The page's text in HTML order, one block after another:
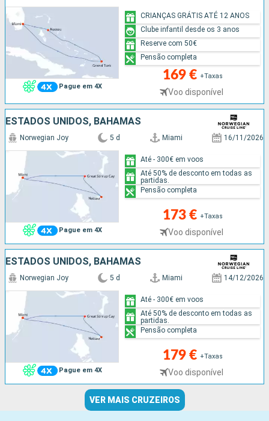
Pague em 4X
169 € +Taxas
Voo disponível
CRIANÇAS GRÁTIS ATÉ 12 ANOS
Clube infantil desde os 3 anos
Reserve com 50€
Pensão completa
ESTADOS UNIDOS, BAHAMAS
Pague em 4X
Norwegian Joy 5 d Miami 16/11/2026
173 € +Taxas
Voo disponível
Até - 300€ em voos
Até 50% de desconto em todas as
partidas.
Pensão completa
ESTADOS UNIDOS, BAHAMAS
Pague em 4X
Norwegian Joy 5 d Miami 14/12/2026
179 € +Taxas
Voo disponível
Até - 300€ em voos
Até 50% de desconto em todas as
partidas.
Pensão completa
VER MAIS CRUZEIROS